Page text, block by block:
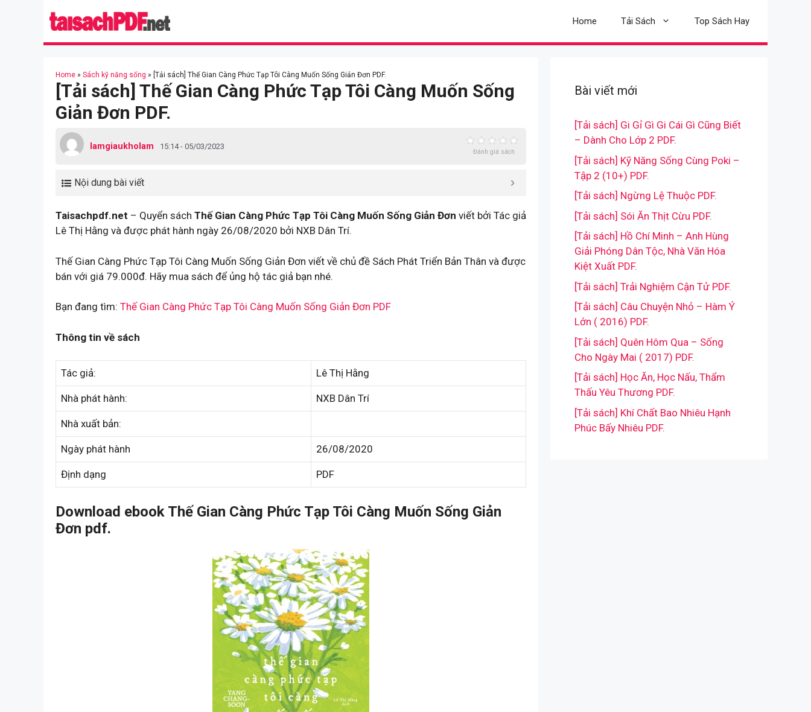
Home Tải Sách Top Sách Hay
Home » Sách kỹ năng sống » [Tải sách] Thế Gian Càng Phức Tạp Tôi Càng Muốn Sống Giản Đơn PDF.
[Tải sách] Thế Gian Càng Phức Tạp Tôi Càng Muốn Sống
Giản Đơn PDF.
lamgiaukholam 15:14 - 05/03/2023
Đánh giá sách
Nội dung bài viết
Taisachpdf.net – Quyển sách Thế Gian Càng Phức Tạp Tôi Càng Muốn Sống Giản Đơn viết bởi Tác giả
Lê Thị Hằng và được phát hành ngày 26/08/2020 bởi NXB Dân Trí.
Thế Gian Càng Phức Tạp Tôi Càng Muốn Sống Giản Đơn viết về chủ đề Sách Phát Triển Bản Thân và được
bán với giá 79.000đ. Hãy mua sách để ủng hộ tác giả bạn nhé.
Bạn đang tìm: Thế Gian Càng Phức Tạp Tôi Càng Muốn Sống Giản Đơn PDF
Thông tin về sách
Tác giả: Lê Thị Hằng
Nhà phát hành: NXB Dân Trí
Nhà xuất bản:
Ngày phát hành 26/08/2020
Định dạng PDF
Download ebook Thế Gian Càng Phức Tạp Tôi Càng Muốn Sống Giản
Đơn pdf.
Bài viết mới
[Tải sách] Gi Gỉ Gì Gi Cái Gì Cũng Biết
– Dành Cho Lớp 2 PDF.
[Tải sách] Kỹ Năng Sống Cùng Poki –
Tập 2 (10+) PDF.
[Tải sách] Ngừng Lệ Thuộc PDF.
[Tải sách] Sói Ăn Thịt Cừu PDF.
[Tải sách] Hồ Chí Minh – Anh Hùng
Giải Phóng Dân Tộc, Nhà Văn Hóa
Kiệt Xuất PDF.
[Tải sách] Trải Nghiệm Cận Tử PDF.
[Tải sách] Câu Chuyện Nhỏ – Hàm Ý
Lớn ( 2016) PDF.
[Tải sách] Quên Hôm Qua – Sống
Cho Ngày Mai ( 2017) PDF.
[Tải sách] Học Ăn, Học Nấu, Thẩm
Thấu Yêu Thương PDF.
[Tải sách] Khí Chất Bao Nhiêu Hạnh
Phúc Bấy Nhiêu PDF.